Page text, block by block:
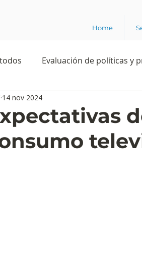
Home
Evaluación de políticas y
sociales
y tendencias Rating
14 nov 2024